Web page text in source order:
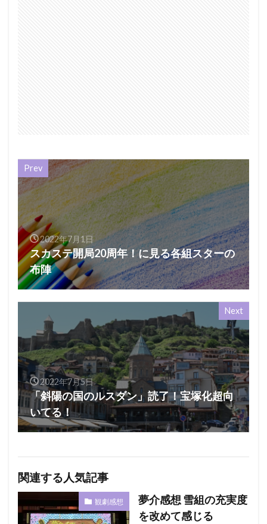
Prev
2022年7月1日
スカステ開局20周年！に見る各組スターの
布陣
Next
2022年7月5日
「斜陽の国のルスダン」読了！宝塚化超向
いてる！
関連する人気記事
観劇感想
夢介感想 雪組の充実度
を改めて感じる